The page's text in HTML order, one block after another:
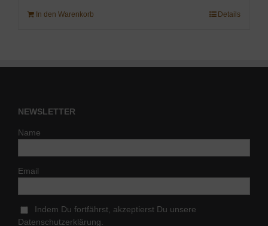
In den Warenkorb Details
NEWSLETTER
Name
Email
Indem Du fortfährst, akzeptierst Du unsere
Datenschutzerklärung.